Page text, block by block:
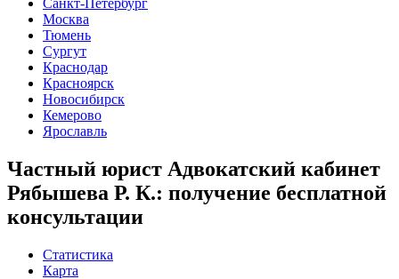
Санкт-Петербург
Москва
Тюмень
Сургут
Краснодар
Красноярск
Новосибирск
Кемерово
Ярославль
Частный юрист Адвокатский кабинет
Рябышева Р. К.: получение бесплатной
консультации
Статистика
Карта